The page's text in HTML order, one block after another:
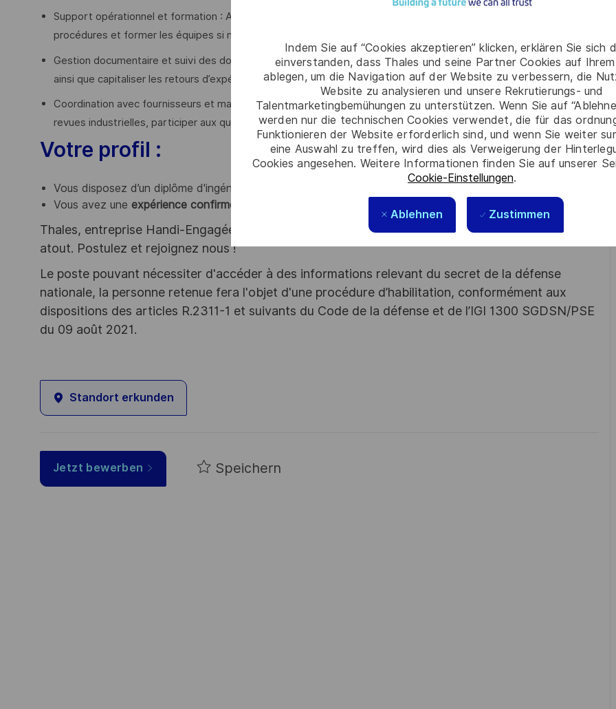
Indem Sie auf “Cookies akzeptieren” klicken, erklären Sie sich
einverstanden, dass Thales und seine Partner Cookies auf
ablegen, um die Navigation auf der Website zu verbessern, die
Website zu analysieren und unsere Rekrutierungs- und
Talentmarketingbemühungen zu unterstützen. Wenn Sie auf
werden nur die technischen Cookies verwendet, die für das
Funktionieren der Website erforderlich sind, und wenn Sie weiter
eine Auswahl zu treffen, wird dies als Verweigerung der
Cookies angesehen. Weitere Informationen finden Sie auf unserer
Cookie-Einstellungen.
Ablehnen Zustimmen
Support opérationnel et formation : Accompagner la production sur le terrain, assurer la bonne application des
procédures et former les équipes si nécessaire.
Gestion documentaire et suivi des dossiers : Organiser, approuver et maintenir à jour la documentation technique,
ainsi que capitaliser les retours d’expérience.
Coordination avec fournisseurs et management : Rédiger les spécifications pour les sous-traitants, piloter les
revues industrielles, participer aux qualifications supply chain, et encadrer un alternant ou apprenti.
Votre profil :
Vous disposez d’un diplôme d'ingénieur un diplôme équivalent ?
Vous avez une expérience confirmée de plusieurs années en tant qu'ingénieur méthodes ?
Thales, entreprise Handi-Engagée, reconnait tous les talents. La diversité est notre meilleur
atout. Postulez et rejoignez nous !
Le poste pouvant nécessiter d'accéder à des informations relevant du secret de la défense
nationale, la personne retenue fera l'objet d'une procédure d’habilitation, conformément aux
dispositions des articles R.2311-1 et suivants du Code de la défense et de l’IGI 1300 SGDSN/PSE
du 09 août 2021.
Standort erkunden
Jetzt bewerben Speichern